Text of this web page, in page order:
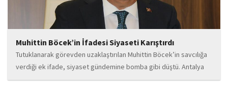
Muhittin Böcek’in İfadesi Siyaseti Karıştırdı
Tutuklanarak görevden uzaklaştırılan Muhittin Böcek’in savcılığa
verdiği ek ifade, siyaset gündemine bomba gibi düştü. Antalya
Cumhuriyet Savcılığı’na kendi isteğiyle başvurarak ifade verdiği